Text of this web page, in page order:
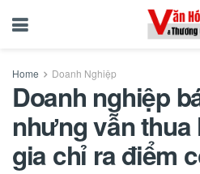
Home Doanh Nghiệp
Doanh nghiệp
nhưng vẫn thua
gia chỉ ra điểm